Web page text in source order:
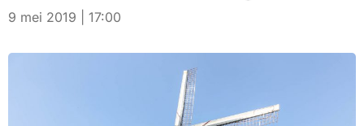
9 mei 2019 | 17:00